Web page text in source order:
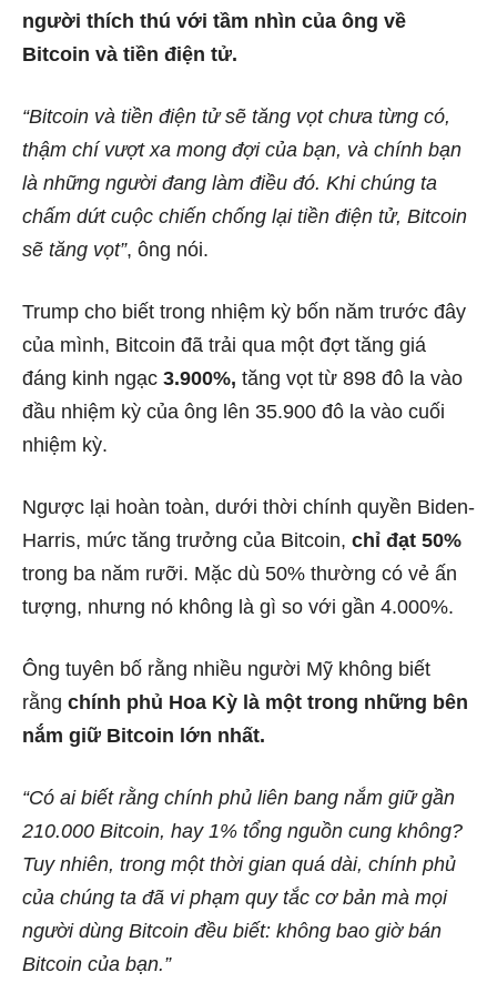
người thích thú với tầm nhìn của ông về
Bitcoin và tiền điện tử.
“Bitcoin và tiền điện tử sẽ tăng vọt chưa từng có,
thậm chí vượt xa mong đợi của bạn, và chính bạn
là những người đang làm điều đó. Khi chúng ta
chấm dứt cuộc chiến chống lại tiền điện tử, Bitcoin
sẽ tăng vọt”, ông nói.
Trump cho biết trong nhiệm kỳ bốn năm trước đây
của mình, Bitcoin đã trải qua một đợt tăng giá
đáng kinh ngạc 3.900%, tăng vọt từ 898 đô la vào
đầu nhiệm kỳ của ông lên 35.900 đô la vào cuối
nhiệm kỳ.
Ngược lại hoàn toàn, dưới thời chính quyền Biden-
Harris, mức tăng trưởng của Bitcoin, chỉ đạt 50%
trong ba năm rưỡi. Mặc dù 50% thường có vẻ ấn
tượng, nhưng nó không là gì so với gần 4.000%.
Ông tuyên bố rằng nhiều người Mỹ không biết
rằng chính phủ Hoa Kỳ là một trong những bên
nắm giữ Bitcoin lớn nhất.
“Có ai biết rằng chính phủ liên bang nắm giữ gần
210.000 Bitcoin, hay 1% tổng nguồn cung không?
Tuy nhiên, trong một thời gian quá dài, chính phủ
của chúng ta đã vi phạm quy tắc cơ bản mà mọi
người dùng Bitcoin đều biết: không bao giờ bán
Bitcoin của bạn.”